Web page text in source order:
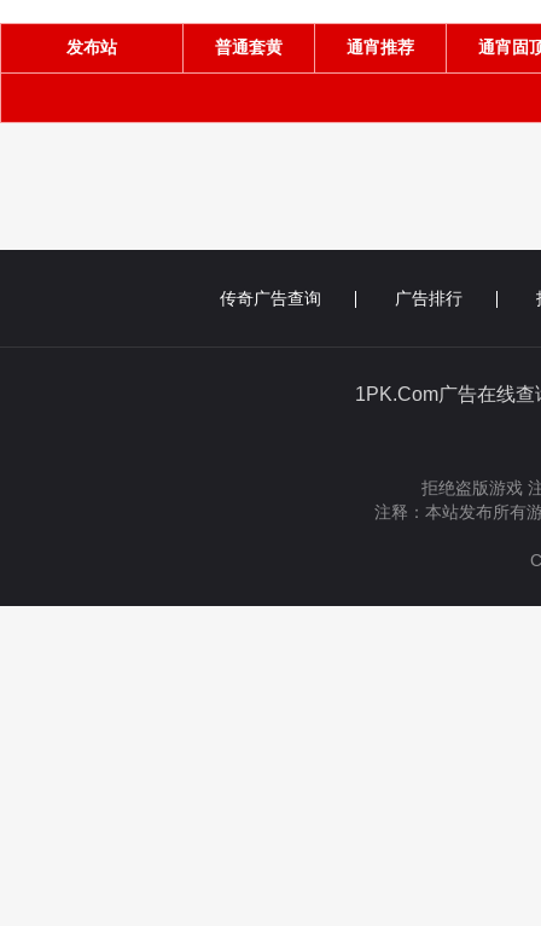
发布站 普通套黄 通宵推荐 通宵固
传奇广告查询 广告排行
1PK.Com广告在
拒绝盗版游戏
注释：本站发布所有